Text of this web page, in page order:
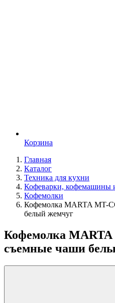
Корзина
Главная
Каталог
Техника для кухни
Кофеварки, кофемашины
Кофемолки
Кофемолка MARTA MT-
белый жемчуг
Кофемолка MARTA
съемные чаши